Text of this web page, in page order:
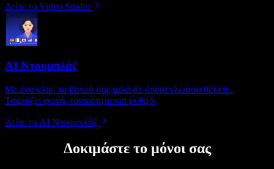
Δείτε το Video Studio
AI Ντουμπλάζ
Με ένα κλικ, το βίντεό σας μιλά σε όποια γλώσσα θέλετε.
Ταιριάζει φωνή, τονικότητα και ρυθμό.
Δείτε το AI Ντουμπλάζ
Δοκιμάστε το μόνοι σας